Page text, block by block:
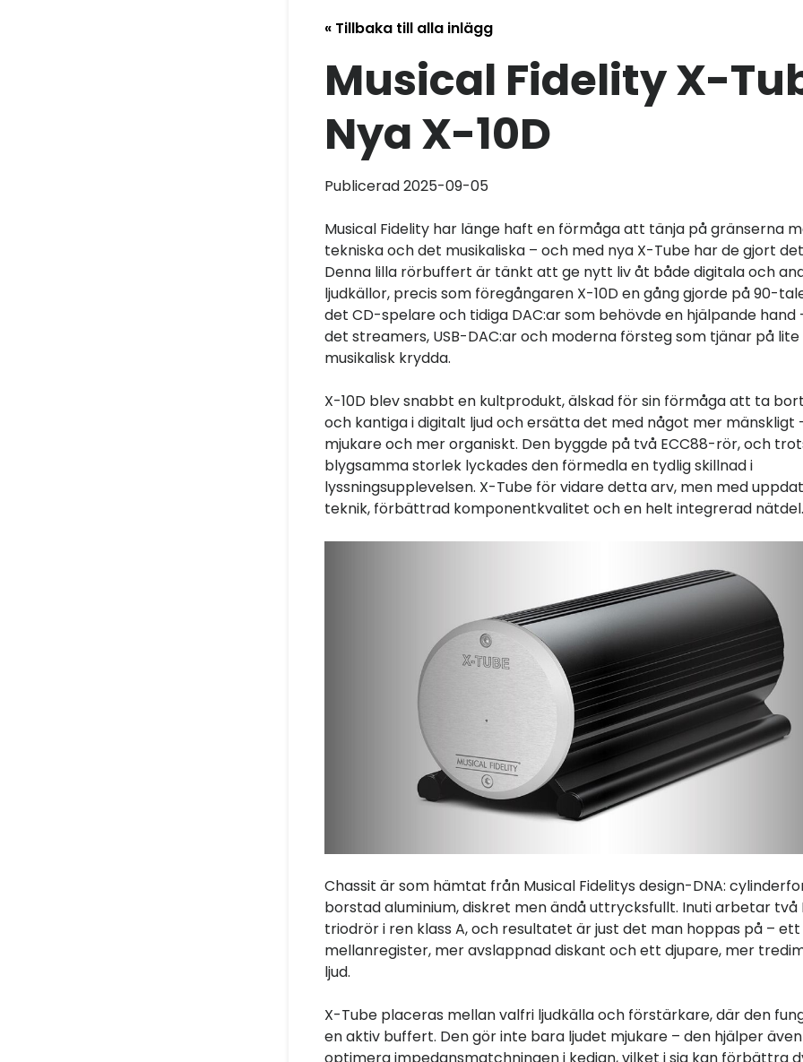
« Tillbaka till alla inlägg
Musical Fidelity X-
Nya X-10D
Publicerad 2025-09-05
Musical Fidelity har länge haft en förmåga att tänja på gränserna
tekniska och det musikaliska – och med nya X-Tube har de gjort
Denna lilla rörbuffert är tänkt att ge nytt liv åt både digitala och
ljudkällor, precis som föregångaren X-10D en gång gjorde på 90-
det CD-spelare och tidiga DAC:ar som behövde en hjälpande hand
det streamers, USB-DAC:ar och moderna försteg som tjänar på
musikalisk krydda.
X-10D blev snabbt en kultprodukt, älskad för sin förmåga att ta
och kantiga i digitalt ljud och ersätta det med något mer mänskligt
mjukare och mer organiskt. Den byggde på två ECC88-rör, och
blygsamma storlek lyckades den förmedla en tydlig skillnad i
lyssningsupplevelsen. X-Tube för vidare detta arv, men med
teknik, förbättrad komponentkvalitet och en helt integrerad nätdel.
Chassit är som hämtat från Musical Fidelitys design-DNA:
borstad aluminium, diskret men ändå uttrycksfullt. Inuti arbetar två
triodrör i ren klass A, och resultatet är just det man hoppas på –
mellanregister, mer avslappnad diskant och ett djupare, mer
ljud.
X-Tube placeras mellan valfri ljudkälla och förstärkare, där den
en aktiv buffert. Den gör inte bara ljudet mjukare – den hjälper
optimera impedansmatchningen i kedjan, vilket i sig kan förbättra